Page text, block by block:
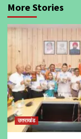
More Stories
उत्तराखंड